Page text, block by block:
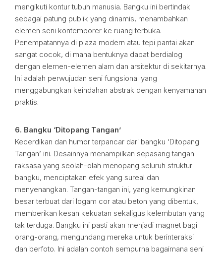
mengikuti kontur tubuh manusia. Bangku ini bertindak
sebagai patung publik yang dinamis, menambahkan
elemen seni kontemporer ke ruang terbuka.
Penempatannya di plaza modern atau tepi pantai akan
sangat cocok, di mana bentuknya dapat berdialog
dengan elemen-elemen alam dan arsitektur di sekitarnya.
Ini adalah perwujudan seni fungsional yang
menggabungkan keindahan abstrak dengan kenyamanan
praktis.
6. Bangku ‘Ditopang Tangan’
Kecerdikan dan humor terpancar dari bangku ‘Ditopang
Tangan’ ini. Desainnya menampilkan sepasang tangan
raksasa yang seolah-olah menopang seluruh struktur
bangku, menciptakan efek yang sureal dan
menyenangkan. Tangan-tangan ini, yang kemungkinan
besar terbuat dari logam cor atau beton yang dibentuk,
memberikan kesan kekuatan sekaligus kelembutan yang
tak terduga. Bangku ini pasti akan menjadi magnet bagi
orang-orang, mengundang mereka untuk berinteraksi
dan berfoto. Ini adalah contoh sempurna bagaimana seni